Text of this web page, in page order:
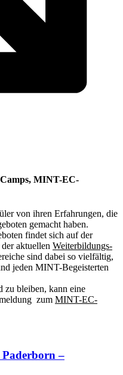
MINT-EC-
von ihren Erfahrungen, die
gemacht haben.
findet sich auf der
aktuellen Weiterbildungs-
sind dabei so vielfältig,
jeden MINT-Begeisterten
zu bleiben, kann eine
zum MINT-EC-
–